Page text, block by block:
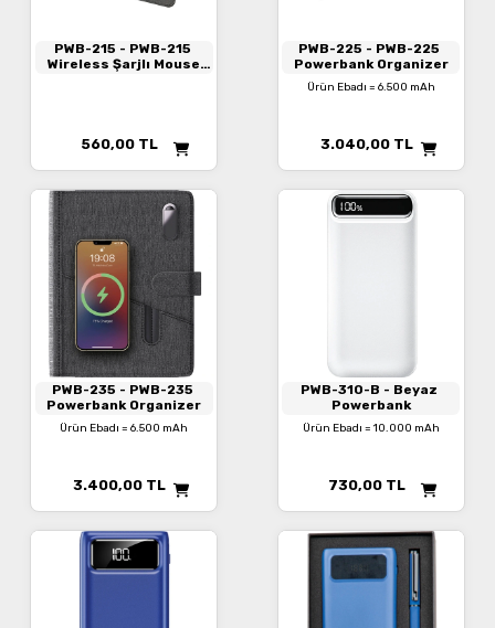
PWB-215 - PWB-215
Wireless Şarjlı Mouse
560,00 TL
PWB-225 - PWB-225
Powerbank Organizer
Ürün Ebadı = 6.500 mAh
3.040,00 TL
PWB-235 - PWB-235
Powerbank Organizer
Ürün Ebadı = 6.500 mAh
3.400,00 TL
PWB-310-B - Beyaz
Powerbank
Ürün Ebadı = 10.000 mAh
730,00 TL